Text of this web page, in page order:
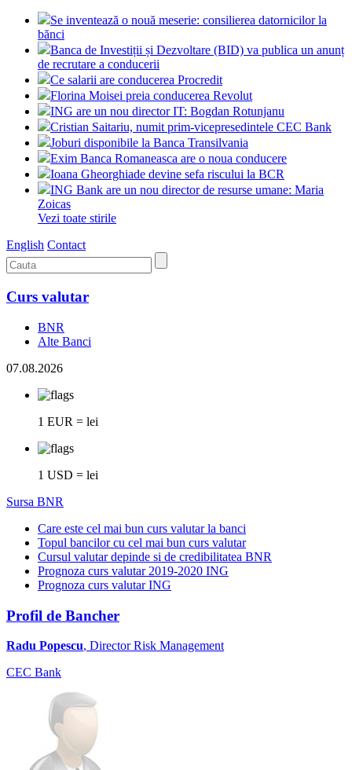
Se inventează o nouă meserie: consilierea datornicilor la
bănci
Banca de Investiții și Dezvoltare (BID) va publica un anunț
de recrutare a conducerii
Ce salarii are conducerea Procredit
Florina Moisei preia conducerea Revolut
ING are un nou director IT: Bogdan Rotunjanu
Cristian Saitariu, numit prim-vicepresedintele CEC Bank
Joburi disponibile la Banca Transilvania
Exim Banca Romaneasca are o noua conducere
Ioana Gheorghiade devine sefa riscului la BCR
ING Bank are un nou director de resurse umane: Maria
Zoicas
Vezi toate stirile
English Contact
Curs valutar
BNR
Alte Banci
07.08.2026
1 EUR = lei
1 USD = lei
Sursa BNR
Care este cel mai bun curs valutar la banci
Topul bancilor cu cel mai bun curs valutar
Cursul valutar depinde si de credibilitatea BNR
Prognoza curs valutar 2019-2020 ING
Prognoza curs valutar ING
Profil de Bancher
Radu Popescu, Director Risk Management
CEC Bank